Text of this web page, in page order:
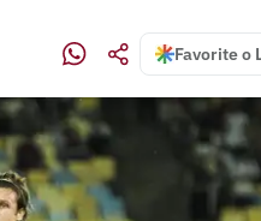
Favorite o